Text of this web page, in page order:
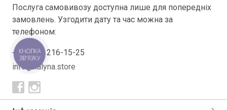
Послуга самовивозу доступна лише для попередніх
замовлень. Узгодити дату та час можна за
телефоном:
+38(098) 216-15-25
info@kalyna.store
КНОПКА
ЗВ'ЯЗКУ